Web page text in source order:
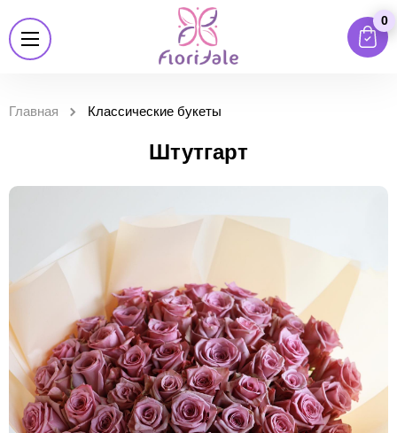
0
Главная Классические букеты
Штутгарт